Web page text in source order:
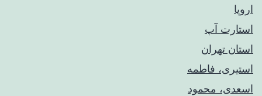
اروپا
استارت آپ
استان تهران
استیری، فاطمه
اسعدی، محمود